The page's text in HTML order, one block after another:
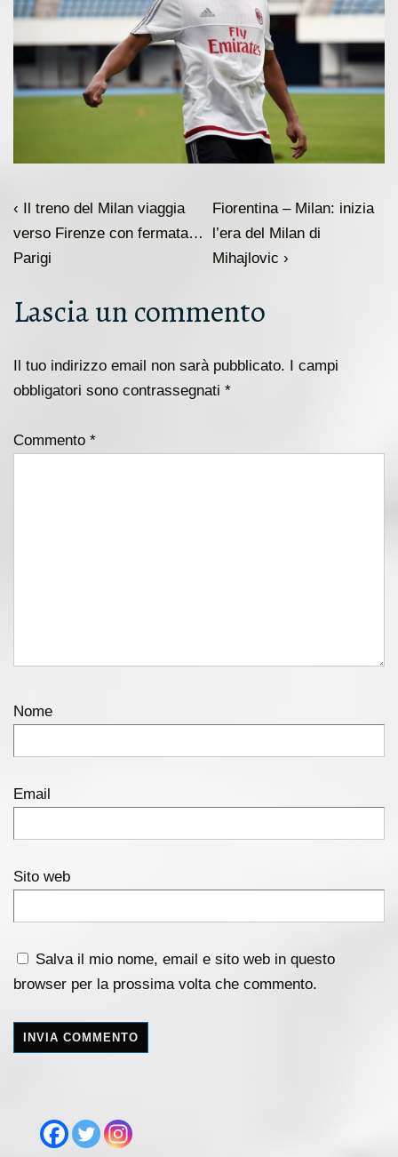
Navigazione
articoli
L'articolo
precedente
è
‹ Il treno del Milan viaggia
verso Firenze con fermata…
Parigi
Il
prossimo
articolo
Fiorentina – Milan: inizia
l’era del Milan di
Mihajlovic ›
Lascia un commento
Il tuo indirizzo email non sarà pubblicato.
I campi
obbligatori sono contrassegnati *
Commento *
Nome
Email
Sito web
Salva il mio nome, email e sito web in questo
browser per la prossima volta che commento.